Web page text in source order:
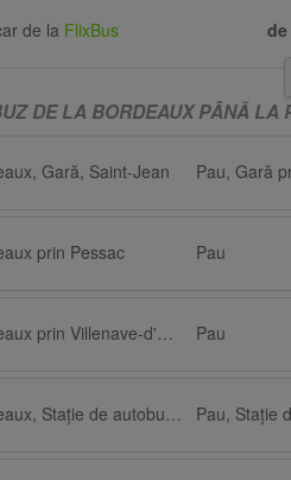
de la FlixBus de
DE LA BORDEAUX PÂNĂ LA
Gară, Saint-Jean Pau, Gară
prin Pessac Pau
Bordeaux prin Villenave-d'Ornon Pau
Bordeaux, Staţie de autobuz, Floirac Dravemont